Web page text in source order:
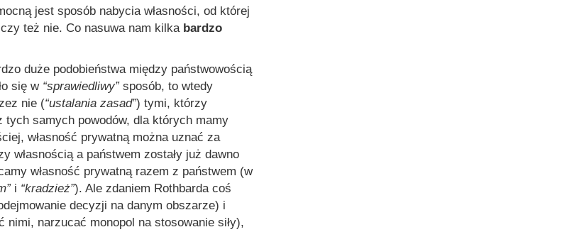
jest sposób nabycia własności, od której
też nie. Co nasuwa nam kilka bardzo
duże podobieństwa między państwowością
się w “sprawiedliwy”sposób, to wtedy
nie (“ustalania zasad”) tymi, którzy
tych samych powodów, dla których mamy
własność prywatną można uznać za
własnością a państwem zostały już dawno
własność prywatną razem z państwem (w
i “kradzież”). Ale zdaniem Rothbarda coś
decyzji na danym obszarze) i
narzucać monopol na stosowanie siły),